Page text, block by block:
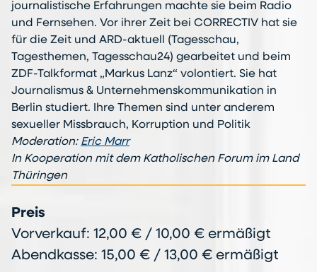
journalistische Erfahrungen machte sie beim Radio
und Fernsehen. Vor ihrer Zeit bei CORRECTIV hat sie
für die Zeit und ARD-aktuell (Tagesschau,
Tagesthemen, Tagesschau24) gearbeitet und beim
ZDF-Talkformat „Markus Lanz“ volontiert. Sie hat
Journalismus & Unternehmenskommunikation in
Berlin studiert. Ihre Themen sind unter anderem
sexueller Missbrauch, Korruption und Politik
Moderation: Eric Marr
In Kooperation mit dem Katholischen Forum im Land
Thüringen
Preis
Vorverkauf: 12,00 € / 10,00 € ermäßigt
Abendkasse: 15,00 € / 13,00 € ermäßigt